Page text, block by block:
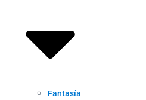
Fantasía